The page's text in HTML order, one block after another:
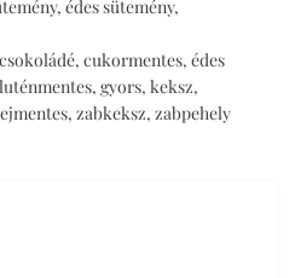
, édes sütemény,
csokoládé, cukormentes, édes
, gyors, keksz,
, zabkeksz, zabpehely